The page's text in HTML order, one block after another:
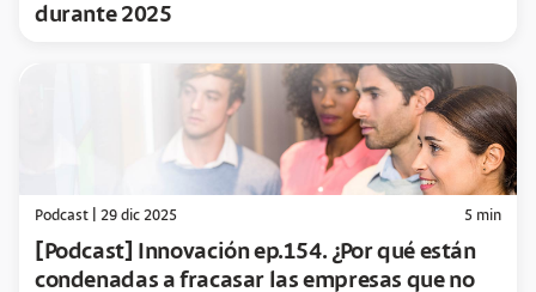
durante 2025
Podcast 29 dic 2025 5 min
[Podcast] Innovación ep.154. ¿Por qué están
condenadas a fracasar las empresas que no